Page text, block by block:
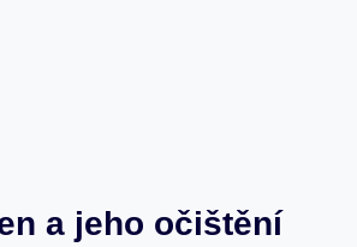
a jeho očištění